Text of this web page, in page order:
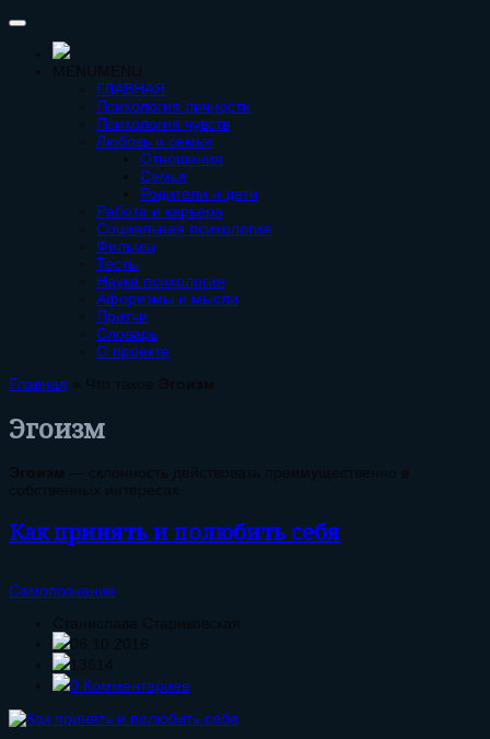
MENUMENU
ГЛАВНАЯ
Психология личности
Психология чувств
Любовь и семья
Отношения
Семья
Родители и дети
Работа и карьера
Социальная психология
Фильмы
Тесты
Наука психология
Афоризмы и мысли
Притчи
Словарь
О проекте
Главная » Что такое Эгоизм
Эгоизм
Эгоизм
— склонность действовать преимущественно в
собственных интересах.
Как принять и полюбить себя
Самопознание
Станислава Стариковская
06.10.2016
13614
0 Комментариев